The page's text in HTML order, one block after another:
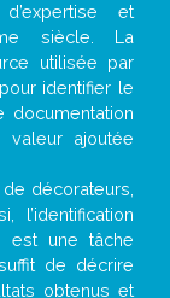
et
siècle. La
utilisée par
identifier le
documentation
ajoutée
décorateurs,
l’identification
est une tâche
de décrire
obtenus et